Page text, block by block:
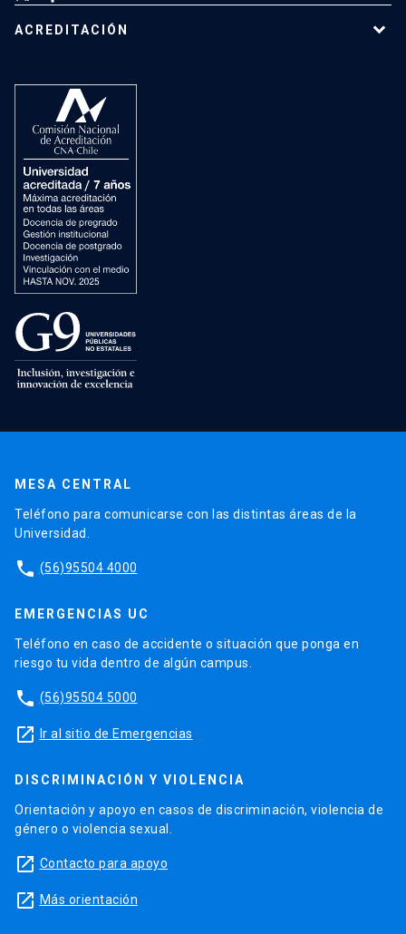
ACREDITACIÓN
MESA CENTRAL
Teléfono para comunicarse con las distintas áreas de la
Universidad.
phone (56)95504 4000
EMERGENCIAS UC
Teléfono en caso de accidente o situación que ponga en
riesgo tu vida dentro de algún campus.
phone (56)95504 5000
launch Ir al sitio de Emergencias
DISCRIMINACIÓN Y VIOLENCIA
Orientación y apoyo en casos de discriminación, violencia de
género o violencia sexual.
launch Contacto para apoyo
launch Más orientación